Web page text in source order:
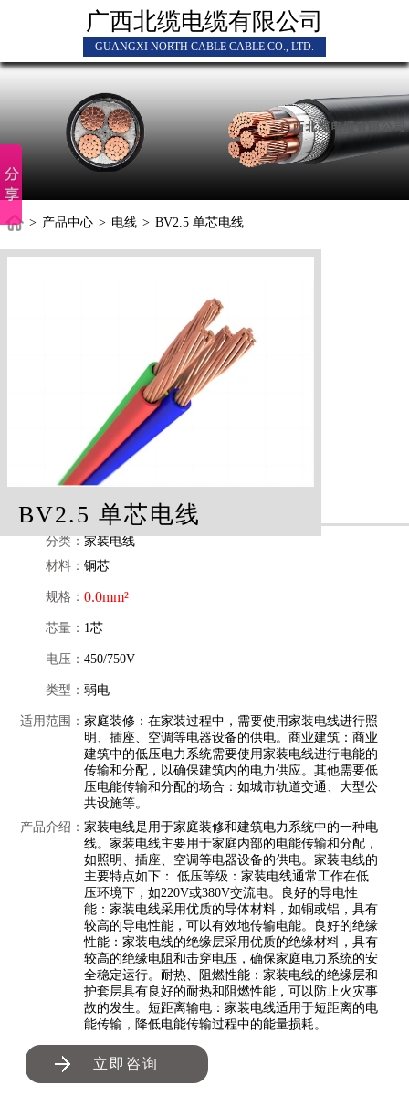
广西北缆电缆有限公司
GUANGXI NORTH CABLE CABLE CO., LTD.
> 产品中心 > 电线 > BV2.5 单芯电线
BV2.5 单芯电线
分类：家装电线
材料：铜芯
规格：0.0mm²
芯量： 1芯
电压：450/750V
类型：弱电
适用范围：家庭装修：在家装过程中，需要使用家装电线进行照
明、插座、空调等电器设备的供电。商业建筑：商业
建筑中的低压电力系统需要使用家装电线进行电能的
传输和分配，以确保建筑内的电力供应。其他需要低
压电能传输和分配的场合：如城市轨道交通、大型公
共设施等。
产品介绍：家装电线是用于家庭装修和建筑电力系统中的一种电
线。家装电线主要用于家庭内部的电能传输和分配，
如照明、插座、空调等电器设备的供电。家装电线的
主要特点如下： 低压等级：家装电线通常工作在低
压环境下，如220V或380V交流电。良好的导电性
能：家装电线采用优质的导体材料，如铜或铝，具有
较高的导电性能，可以有效地传输电能。良好的绝缘
性能：家装电线的绝缘层采用优质的绝缘材料，具有
较高的绝缘电阻和击穿电压，确保家庭电力系统的安
全稳定运行。耐热、阻燃性能：家装电线的绝缘层和
护套层具有良好的耐热和阻燃性能，可以防止火灾事
故的发生。短距离输电：家装电线适用于短距离的电
能传输，降低电能传输过程中的能量损耗。
立即咨询